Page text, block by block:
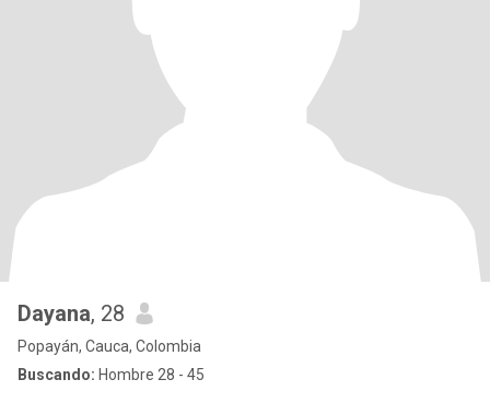
Dayana, 28
Popayán, Cauca, Colombia
Buscando: Hombre 28 - 45